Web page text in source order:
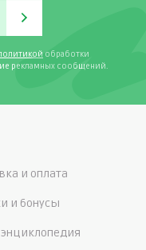
обработки
рекламных сообщений.
и оплата
и бонусы